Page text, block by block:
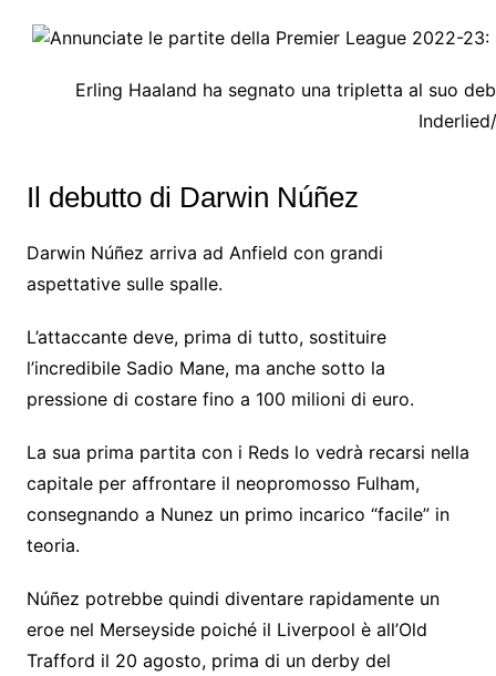
Erling Haaland ha segnato una tripletta al suo
Il debutto di Darwin Núñez
Darwin Núñez arriva ad Anfield con grandi
aspettative sulle spalle.
L’attaccante deve, prima di tutto, sostituire
l’incredibile Sadio Mane, ma anche sotto la
pressione di costare fino a 100 milioni di euro.
La sua prima partita con i Reds lo vedrà recarsi nella
capitale per affrontare il neopromosso Fulham,
consegnando a Nunez un primo incarico “facile” in
teoria.
Núñez potrebbe quindi diventare rapidamente un
eroe nel Merseyside poiché il Liverpool è all’Old
Trafford il 20 agosto, prima di un derby del